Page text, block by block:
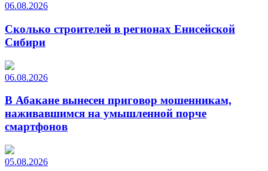
06.08.2026
Сколько строителей в регионах Енисейской
Сибири
06.08.2026
В Абакане вынесен приговор мошенникам,
наживавшимся на умышленной порче
смартфонов
05.08.2026